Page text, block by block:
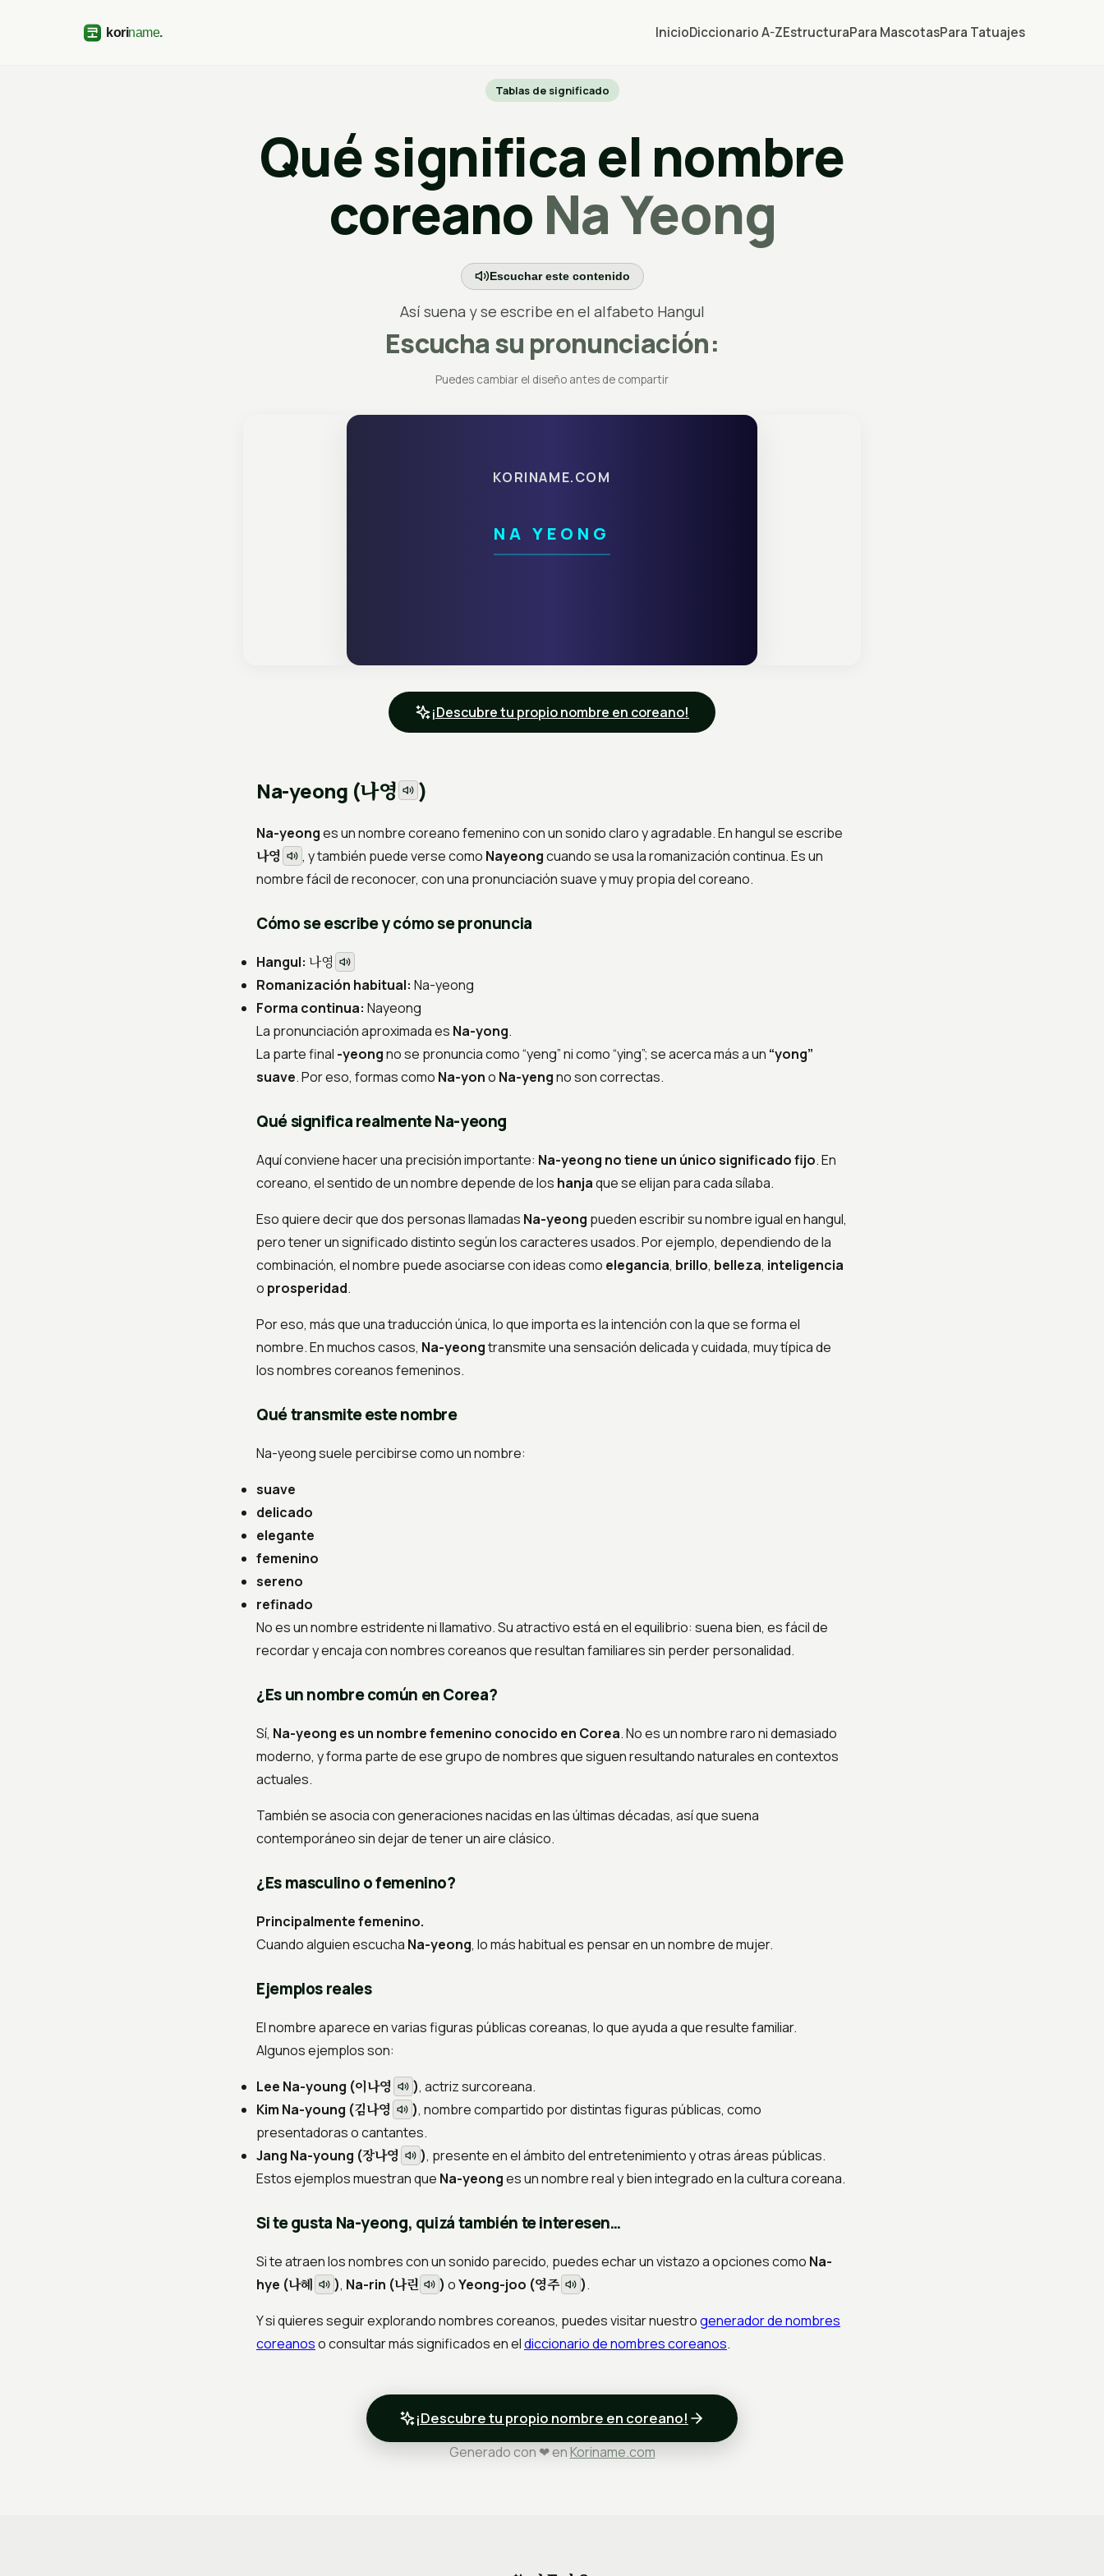
InicioDiccionario A-ZEstructuraPara MascotasPara Tatuajes
Tablas de significado
Qué significa el nombre
coreano Na Yeong
Escuchar este contenido
Así suena y se escribe en el alfabeto Hangul
Escucha su pronunciación:
Puedes cambiar el diseño antes de compartir
KORINAME.COM
NA YEONG
¡Descubre tu propio nombre en coreano!
Na-yeong (나영 )
Na-yeonges un nombre coreano femenino con un sonido claro y agradable. En hangul se escribe
나영 , y también puede verse como Nayeongcuando se usa la romanización continua. Es un
nombre fácil de reconocer, con una pronunciación suave y muy propia del coreano.
Cómo se escribe y cómo se pronuncia
Hangul: 나영
Romanización habitual: Na-yeong
Forma continua: Nayeong
La pronunciación aproximada es Na-yong.
La parte final -yeongno se pronuncia como “yeng” ni como “ying”; se acerca más a un “yong”
suave. Por eso, formas como Na-yono Na-yengno son correctas.
Qué significa realmente Na-yeong
Aquí conviene hacer una precisión importante: Na-yeong no tiene un único significado fijo. En
coreano, el sentido de un nombre depende de los hanjaque se elijan para cada sílaba.
Eso quiere decir que dos personas llamadas Na-yeong pueden escribir su nombre igual en hangul,
pero tener un significado distinto según los caracteres usados. Por ejemplo, dependiendo de la
combinación, el nombre puede asociarse con ideas como elegancia, brillo, belleza, inteligencia
o prosperidad.
Por eso, más que una traducción única, lo que importa es la intención con la que se forma el
nombre. En muchos casos, Na-yeongtransmite una sensación delicada y cuidada, muy típica de
los nombres coreanos femeninos.
Qué transmite este nombre
Na-yeong suele percibirse como un nombre:
suave
delicado
elegante
femenino
sereno
refinado
No es un nombre estridente ni llamativo. Su atractivo está en el equilibrio: suena bien, es fácil de
recordar y encaja con nombres coreanos que resultan familiares sin perder personalidad.
¿Es un nombre común en Corea?
Sí, Na-yeong es un nombre femenino conocido en Corea. No es un nombre raro ni demasiado
moderno, y forma parte de ese grupo de nombres que siguen resultando naturales en contextos
actuales.
También se asocia con generaciones nacidas en las últimas décadas, así que suena
contemporáneo sin dejar de tener un aire clásico.
¿Es masculino o femenino?
Principalmente femenino.
Cuando alguien escucha Na-yeong, lo más habitual es pensar en un nombre de mujer.
Ejemplos reales
El nombre aparece en varias figuras públicas coreanas, lo que ayuda a que resulte familiar.
Algunos ejemplos son:
Lee Na-young (이나영 ), actriz surcoreana.
Kim Na-young (김나영 ), nombre compartido por distintas figuras públicas, como
presentadoras o cantantes.
Jang Na-young (장나영 ), presente en el ámbito del entretenimiento y otras áreas públicas.
Estos ejemplos muestran que Na-yeonges un nombre real y bien integrado en la cultura coreana.
Si te gusta Na-yeong, quizá también te interesen…
Si te atraen los nombres con un sonido parecido, puedes echar un vistazo a opciones como Na-
hye (나혜 ), Na-rin (나린 ) oYeong-joo (영주 ).
Y si quieres seguir explorando nombres coreanos, puedes visitar nuestrogenerador de nombres
coreanoso consultar más significados en eldiccionario de nombres coreanos.
¡Descubre tu propio nombre en coreano!
Generado con ❤ en Koriname.com